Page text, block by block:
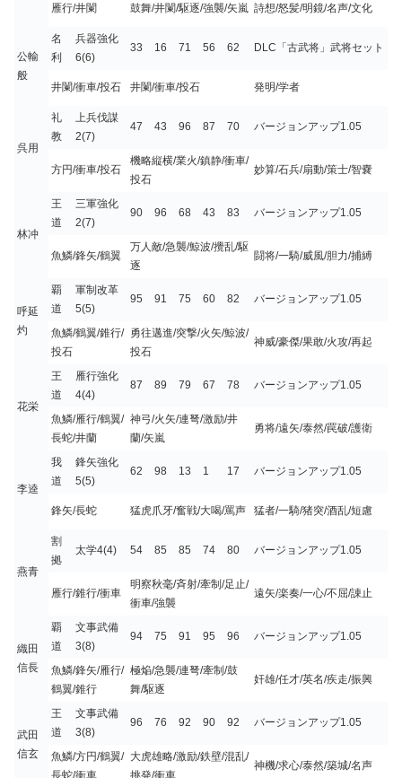
雁行/井闌 鼓舞/井闌/駆逐/強襲/矢嵐 詩想/怒髪/明鏡/名声/文化
公輸
般
名
利
兵器強化
6(6)
33 16 71 56 62 DLC「古武将」武将セット
井闌/衝車/投石 井闌/衝車/投石 発明/学者
呉用
礼
教
上兵伐謀
2(7)
47 43 96 87 70 バージョンアップ1.05
方円/衝車/投石
機略縦横/業火/鎮静/衝車/
投石
妙算/石兵/扇動/策士/智嚢
林冲
王
道
三軍強化
2(7)
90 96 68 43 83 バージョンアップ1.05
魚鱗/鋒矢/鶴翼
万人敵/急襲/鯨波/攪乱/駆
逐
闘将/一騎/威風/胆力/捕縛
呼延
灼
覇
道
軍制改革
5(5)
95 91 75 60 82 バージョンアップ1.05
魚鱗/鶴翼/錐行/
投石
勇往邁進/突撃/火矢/鯨波/
投石
神威/豪傑/果敢/火攻/再起
花栄
王
道
雁行強化
4(4)
87 89 79 67 78 バージョンアップ1.05
魚鱗/雁行/鶴翼/
長蛇/井蘭
神弓/火矢/連弩/激励/井
蘭/矢嵐
勇将/遠矢/泰然/罠破/護衛
李逵
我
道
鋒矢強化
5(5)
62 98 13 1 17 バージョンアップ1.05
鋒矢/長蛇 猛虎爪牙/奮戦/大喝/罵声 猛者/一騎/猪突/酒乱/短慮
燕青
割
拠
太学4(4) 54 85 85 74 80 バージョンアップ1.05
雁行/錐行/衝車
明察秋毫/斉射/牽制/足止/
衝車/強襲
遠矢/楽奏/一心/不屈/諌止
織田
信長
覇
道
文事武備
3(8)
94 75 91 95 96 バージョンアップ1.05
魚鱗/鋒矢/雁行/
鶴翼/錐行
極焔/急襲/連弩/牽制/鼓
舞/駆逐
奸雄/任才/英名/疾走/振興
武田
信玄
王
道
文事武備
3(8)
96 76 92 90 92 バージョンアップ1.05
魚鱗/方円/鶴翼/
長蛇/衝車
大虎雄略/激励/鉄壁/混乱/
挑発/衝車
神機/求心/泰然/築城/名声